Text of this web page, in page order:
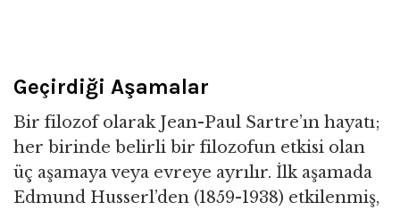
Geçirdiği Aşamalar
Bir filozof olarak Jean-Paul Sartre’ın hayatı;
her birinde belirli bir filozofun etkisi olan
üç aşamaya veya evreye ayrılır. İlk aşamada
Edmund Husserl’den (1859-1938) etkilenmiş,